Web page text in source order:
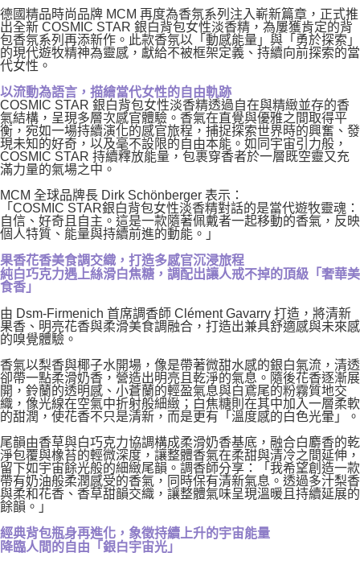
德國精品時尚品牌 MCM 再度為香氛系列注入嶄新篇章，正式推
出全新 COSMIC STAR 銀白背包女性淡香精，為屢獲肯定的背
包香氛系列再添新作。此款香氛以「動感能量」與「勇於探索」
的現代遊牧精神為靈感，獻給不被框架定義、持續向前探索的當
代女性。
以流動為語言，描繪當代女性的自由軌跡
COSMIC STAR 銀白背包女性淡香精透過自在與精緻並存的香
氣結構，呈現多層次感官體驗。香氣在直覺與優雅之間取得平
衡，宛如一場持續演化的感官旅程，捕捉探索世界時的興奮、發
現未知的好奇，以及毫不設限的自由本能。如同宇宙引力般，
COSMIC STAR 持續釋放能量，包裹穿香者於一層既空靈又充
滿力量的氣場之中。
MCM 全球品牌長 Dirk Schönberger 表示：
「COSMIC STAR銀白背包女性淡香精對話的是當代遊牧靈魂：
自信、好奇且自主。這是一款隨著佩戴者一起移動的香氣，反映
個人特質、能量與持續前進的動能。」
果香花香美食調交織，打造多感官沉浸旅程
純白巧克力遇上絲滑白焦糖，調配出讓人戒不掉的頂級「奢華美
食香」
由 Dsm-Firmenich 首席調香師 Clément Gavarry 打造，將清新
果香、明亮花香與柔滑美食調融合，打造出兼具舒適感與未來感
的嗅覺體驗。
香氣以梨香與椰子水開場，像是帶著微甜水感的銀白氣流，清透
卻帶一點柔滑奶香，營造出明亮且乾淨的氣息。隨後花香逐漸展
開，鈴蘭的透明感、小蒼蘭的輕盈氣息與白鳶尾的粉霧質地交
織，像光線在空氣中折射般細緻；白焦糖則在其中加入一層柔軟
的甜潤，使花香不只是清新，而是更有「溫度感的白色光暈」。
尾韻由香草與白巧克力協調構成柔滑奶香基底，融合白麝香的乾
淨包覆與橡苔的輕微深度，讓整體香氣在柔甜與清冷之間延伸，
留下如宇宙餘光般的細緻尾韻。調香師分享：「我希望創造一款
帶有奶油般柔潤感受的香氣，同時保有清新氣息。透過多汁梨香
與柔和花香、香草甜韻交織，讓整體氣味呈現溫暖且持續延展的
餘韻。」
經典背包瓶身再進化，象徵持續上升的宇宙能量
降臨人間的自由「銀白宇宙光」